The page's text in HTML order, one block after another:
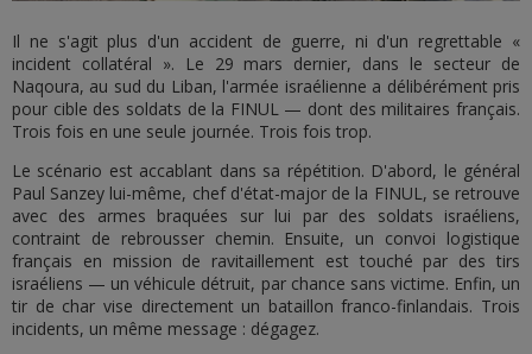
Il ne s'agit plus d'un accident de guerre, ni d'un regrettable «
incident collatéral ». Le 29 mars dernier, dans le secteur de
Naqoura, au sud du Liban, l'armée israélienne a délibérément pris
pour cible des soldats de la FINUL — dont des militaires français.
Trois fois en une seule journée. Trois fois trop.
Le scénario est accablant dans sa répétition. D'abord, le général
Paul Sanzey lui-même, chef d'état-major de la FINUL, se retrouve
avec des armes braquées sur lui par des soldats israéliens,
contraint de rebrousser chemin. Ensuite, un convoi logistique
français en mission de ravitaillement est touché par des tirs
israéliens — un véhicule détruit, par chance sans victime. Enfin, un
tir de char vise directement un bataillon franco-finlandais. Trois
incidents, un même message : dégagez.